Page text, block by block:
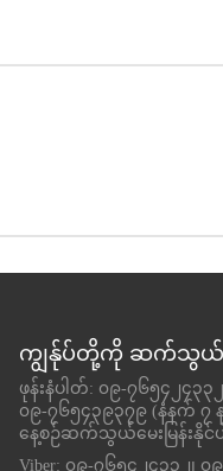
ကျွန်ုပ်တို့ကို ဆက်သွယ်
ဖုန်းနံပါတ်: ၀၉-၇၆၅၄၂၄၃၃
၀၉-၇၆၅၄၃၉၃၇၉ (နံနက် ၇
နေ့စဉ်ဆက်သွယ်မေးမြန်းနို